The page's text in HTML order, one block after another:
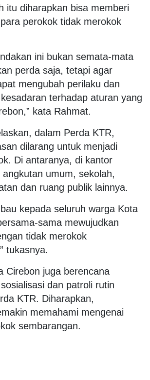
itu diharapkan bisa memberi
perokok tidak merokok
ini bukan semata-mata
perda saja, tetapi agar
mengubah perilaku dan
terhadap aturan yang
kata Rahmat.
dalam Perda KTR,
dilarang untuk menjadi
Di antaranya, di kantor
umum, sekolah,
dan ruang publik lainnya.
kepada seluruh warga Kota
sama mewujudkan
tidak merokok
tukasnya.
Cirebon juga berencana
dan patroli rutin
KTR. Diharapkan,
memahami mengenai
sembarangan.